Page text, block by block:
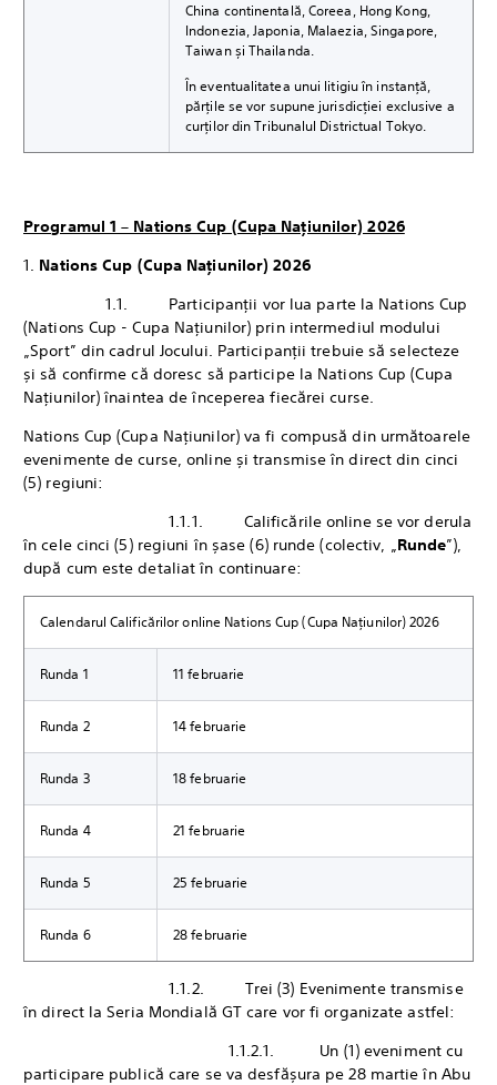
China continentală, Coreea, Hong Kong,
Indonezia, Japonia, Malaezia, Singapore,
Taiwan și Thailanda.
În eventualitatea unui litigiu în instanță,
părțile se vor supune jurisdicției exclusive a
curților din Tribunalul Districtual Tokyo.
Programul 1 – Nations Cup (Cupa Națiunilor) 2026
1. Nations Cup (Cupa Națiunilor) 2026
1.1. Participanții vor lua parte la Nations Cup
(Nations Cup - Cupa Națiunilor) prin intermediul modului
„Sport” din cadrul Jocului. Participanții trebuie să selecteze
și să confirme că doresc să participe la Nations Cup (Cupa
Națiunilor) înaintea de începerea fiecărei curse.
Nations Cup (Cupa Națiunilor) va fi compusă din următoarele
evenimente de curse, online și transmise în direct din cinci
(5) regiuni:
1.1.1. Calificările online se vor derula
în cele cinci (5) regiuni în șase (6) runde (colectiv, „Runde”),
după cum este detaliat în continuare:
Calendarul Calificărilor online Nations Cup (Cupa Națiunilor) 2026
Runda 1 11 februarie
Runda 2 14 februarie
Runda 3 18 februarie
Runda 4 21 februarie
Runda 5 25 februarie
Runda 6 28 februarie
1.1.2. Trei (3) Evenimente transmise
în direct la Seria Mondială GT care vor fi organizate astfel:
1.1.2.1. Un (1) eveniment cu
participare publică care se va desfășura pe 28 martie în Abu